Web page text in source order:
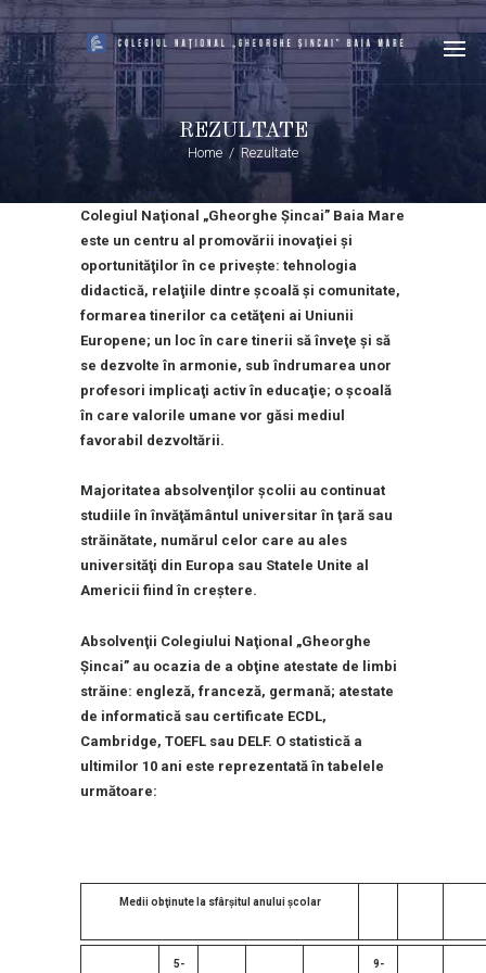
REZULTATE
Home Rezultate
Colegiul Naţional „Gheorghe Şincai” Baia Mare
este un centru al promovării inovaţiei şi
oportunităţilor în ce priveşte: tehnologia
didactică, relaţiile dintre şcoală şi comunitate,
formarea tinerilor ca cetăţeni ai Uniunii
Europene; un loc în care tinerii să înveţe şi să
se dezvolte în armonie, sub îndrumarea unor
profesori implicaţi activ în educaţie; o şcoală
în care valorile umane vor găsi mediul
favorabil dezvoltării.
Majoritatea absolvenţilor şcolii au continuat
studiile în învăţământul universitar în ţară sau
străinătate, numărul celor care au ales
universităţi din Europa sau Statele Unite al
Americii fiind în creştere.
Absolvenţii Colegiului Naţional „Gheorghe
Şincai” au ocazia de a obţine atestate de limbi
străine: engleză, franceză, germană; atestate
de informatică sau certificate ECDL,
Cambridge, TOEFL sau DELF. O statistică a
ultimilor 10 ani este reprezentată în tabelele
următoare:
Medii obţinute la sfârşitul anului şcolar
5- 9-